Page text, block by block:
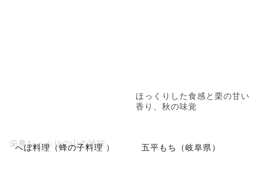
ほっくりした食感と栗の甘い
香り、秋の味覚
へぼ料理（蜂の子料理 ）
栄養たっぷりの山の珍味 五平もち（岐阜県）